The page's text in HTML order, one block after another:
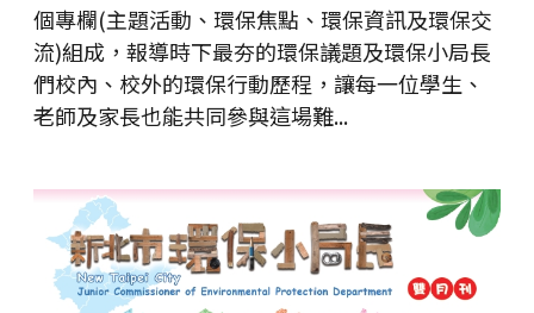
個專欄(主題活動、環保焦點、環保資訊及環保交
流)組成，報導時下最夯的環保議題及環保小局長
們校內、校外的環保行動歷程，讓每一位學生、
老師及家長也能共同參與這場難...